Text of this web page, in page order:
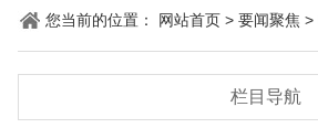
您当前的位置： 网站首页 > 要闻聚焦 >
栏目导航